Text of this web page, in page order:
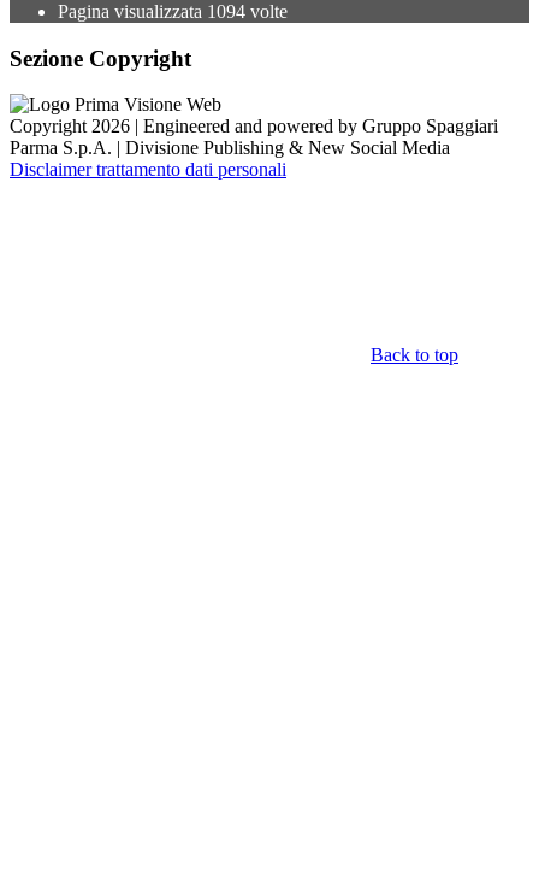
Pagina visualizzata 1094 volte
Sezione Copyright
Copyright 2026 | Engineered and powered by Gruppo Spaggiari
Parma S.p.A. | Divisione Publishing & New Social Media
Disclaimer trattamento dati personali
Back to top